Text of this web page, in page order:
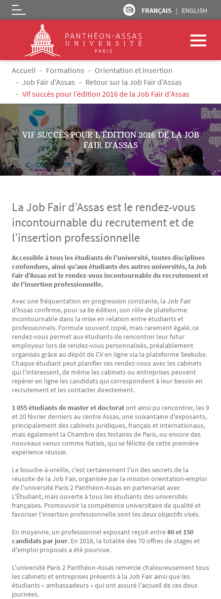
Aller au contenu principal
FRANÇAIS ENGLISH
Logo
Fil d'Ariane
Accueil Formations
Orientation et insertion
Job Fair d'Assas
Retour sur la Job Fair d'Assas
Vif succès pour l’édition 2016 de la Job Fair d’Assas
VIF SUCCÈS POUR L’ÉDITION 2016 DE LA JOB
FAIR D’ASSAS
La Job Fair d’Assas est le rendez-vous
incontournable du recrutement et de
l’insertion professionnelle
Texte
Accessible à tous les étudiants de l’université, toutes disciplines
confondues, ainsi qu’aux étudiants des autres universités, la Job
Fair d’Assas est le rendez-vous incontournable du recrutement et
de l’insertion professionnelle.
Avec une fréquentation en progression constante, la Job Fair
d'Assas confirme, pour sa 8e édition, son rôle de plateforme
incontournable dans la mise en relation entre étudiants et
professionnels. Formule souvent copié, mais rarement égalé, ce
rendez-vous permet aux étudiants de rencontrer leur futur
employeur lors de rendez-vous personnalisés, préalablement
organisés grâce au dépôt de CV en ligne via la plateforme Seekube.
Chaque étudiant peut planifier ses rendez-vous avec les cabinets
qui l'intéressent, de même les cabinets ou entreprises peuvent
repérer en ligne les candidats qui correspondent à leur besoin en
recrutement et les contacter directement.
1 055 étudiants de master et doctoratont ainsi pu rencontrer, les 9
et 10 février derniers au centre Assas, une soixantaine d'exposants,
principalement des cabinets juridiques, français et internationaux,
mais également la Chambre des Notaires de Paris, ou encore des
nouveaux venus comme Natixis, qui se félicite de cette première
expérience réussie.
Le bouche-à-oreille, c'est certainement l'un des secrets de la
réussite de la Job Fair, organisée par la mission orientation-emploi
de l'université Paris 2 Panthéon-Assas en partenariat avec
L'Étudiant, mais ouverte à tous les étudiants des universités
françaises. Promouvoir la compétence universitaire de qualité et
favoriser l'insertion professionnelle sont les deux objectifs visés.
En moyenne, un professionnel exposant reçoit entre80 et 150
candidats par jour. En 2016, la totalité des 70 offres de stages et
d'emploi proposés a été pourvue.
L'université Paris 2 Panthéon-Assas remercie chaleureusement tous
les cabinets et entreprises présents à la Job Fair ainsi que les
étudiants « ambassadeurs » qui ont assuré l'accueil de ces deux
journées.